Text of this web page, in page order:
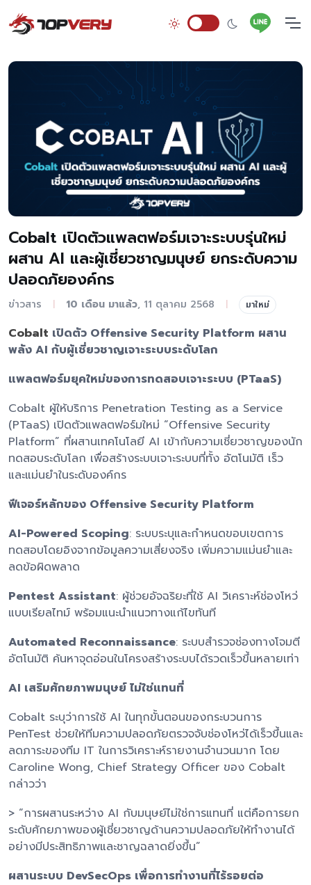
Cobalt เปิดตัวแพลตฟอร์มเจาะระบบรุ่นใหม่
ผสาน AI และผู้เชี่ยวชาญมนุษย์ ยกระดับความ
ปลอดภัยองค์กร
ข่าวสาร | 10 เดือน มาแล้ว, 11 ตุลาคม 2568 | มาใหม่
Cobalt เปิดตัว Offensive Security Platform ผสาน
พลัง AI กับผู้เชี่ยวชาญเจาะระบบระดับโลก
แพลตฟอร์มยุคใหม่ของการทดสอบเจาะระบบ (PTaaS)
Cobalt ผู้ให้บริการ Penetration Testing as a Service
(PTaaS) เปิดตัวแพลตฟอร์มใหม่ “Offensive Security
Platform” ที่ผสานเทคโนโลยี AI เข้ากับความเชี่ยวชาญของนัก
ทดสอบระดับโลก เพื่อสร้างระบบเจาะระบบที่ทั้ง อัตโนมัติ เร็ว
และแม่นยำในระดับองค์กร
ฟีเจอร์หลักของ Offensive Security Platform
AI-Powered Scoping: ระบบระบุและกำหนดขอบเขตการ
ทดสอบโดยอิงจากข้อมูลความเสี่ยงจริง เพิ่มความแม่นยำและ
ลดข้อผิดพลาด
Pentest Assistant: ผู้ช่วยอัจฉริยะที่ใช้ AI วิเคราะห์ช่องโหว่
แบบเรียลไทม์ พร้อมแนะนำแนวทางแก้ไขทันที
Automated Reconnaissance: ระบบสำรวจช่องทางโจมตี
อัตโนมัติ ค้นหาจุดอ่อนในโครงสร้างระบบได้รวดเร็วขึ้นหลายเท่า
AI เสริมศักยภาพมนุษย์ ไม่ใช่แทนที่
Cobalt ระบุว่าการใช้ AI ในทุกขั้นตอนของกระบวนการ
PenTest ช่วยให้ทีมความปลอดภัยตรวจจับช่องโหว่ได้เร็วขึ้นและ
ลดภาระของทีม IT ในการวิเคราะห์รายงานจำนวนมาก โดย
Caroline Wong, Chief Strategy Officer ของ Cobalt
กล่าวว่า
> “การผสานระหว่าง AI กับมนุษย์ไม่ใช่การแทนที่ แต่คือการยก
ระดับศักยภาพของผู้เชี่ยวชาญด้านความปลอดภัยให้ทำงานได้
อย่างมีประสิทธิภาพและชาญฉลาดยิ่งขึ้น”
ผสานระบบ DevSecOps เพื่อการทำงานที่ไร้รอยต่อ